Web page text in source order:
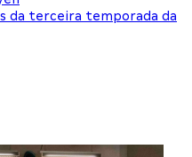
da terceira temporada da